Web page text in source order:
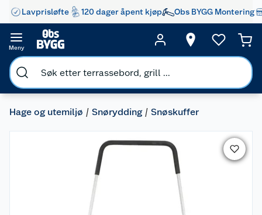
Lavprisløfte 120 dager åpent kjøp Obs BYGG Montering
Meny
Hage og utemiljø Snørydding Snøskuffer